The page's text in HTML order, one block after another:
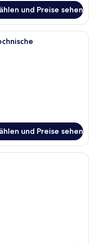
und Preise sehen
Hotelzimmer mit Bett,
und Preise sehen
Hotelzimmer mit